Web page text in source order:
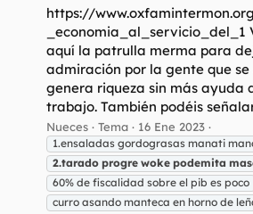
https://
_economia_al_servicio_del_1
aquí la patrulla merma para
admiración por la gente que
genera riqueza sin más ayuda
trabajo. También podéis
Nueces Tema 16 Ene 2023
1.ensaladas gordograsas manati
2.tarado progre woke podemita
60% de fiscalidad sobre el pib es poco
curro asando manteca en horno de